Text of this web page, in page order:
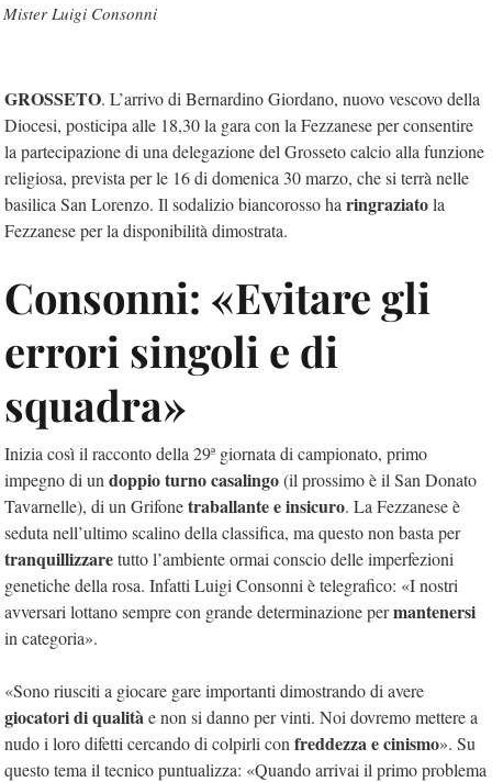
Mister Luigi Consonni
GROSSETO. L’arrivo di Bernardino Giordano, nuovo vescovo della
Diocesi, posticipa alle 18,30 la gara con la Fezzanese per consentire
la partecipazione di una delegazione del Grosseto calcio alla funzione
religiosa, prevista per le 16 di domenica 30 marzo, che si terrà nelle
basilica San Lorenzo. Il sodalizio biancorosso ha ringraziatola
Fezzanese per la disponibilità dimostrata.
Consonni: «Evitare gli
errori singoli e di
squadra»
Inizia così il racconto della 29ª giornata di campionato, primo
impegno di un doppio turno casalingo(il prossimo è il San Donato
Tavarnelle), di un Grifonetraballante e insicuro. La Fezzanese è
seduta nell’ultimo scalino della classifica, ma questo non basta per
tranquillizzaretutto l’ambiente ormai conscio delle imperfezioni
genetiche della rosa. Infatti Luigi Consonni è telegrafico: «I nostri
avversari lottano sempre con grande determinazione permantenersi
in categoria».
«Sono riusciti a giocare gare importanti dimostrando di avere
giocatori di qualitàe non si danno per vinti. Noi dovremo mettere a
nudo i loro difetti cercando di colpirli con freddezza e cinismo». Su
questo tema il tecnico puntualizza: «Quando arrivai il primo problema